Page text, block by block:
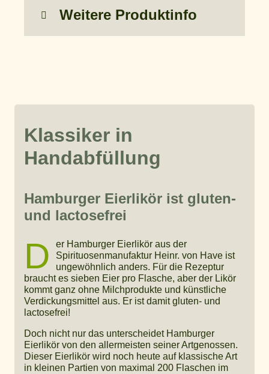
Weitere Produktinfo
Klassiker in
Handabfüllung
Hamburger Eierlikör ist gluten-
und lactosefrei
D
er Hamburger Eierlikör aus der
Spirituosenmanufaktur Heinr. von Have ist
ungewöhnlich anders. Für die Rezeptur
braucht es sieben Eier pro Flasche, aber der Likör
kommt ganz ohne Milchprodukte und künstliche
Verdickungsmittel aus. Er ist damit gluten- und
lactosefrei!
Doch nicht nur das unterscheidet Hamburger
Eierlikör von den allermeisten seiner Artgenossen.
Dieser Eierlikör wird noch heute auf klassische Art
in kleinen Partien von maximal 200 Flaschen im